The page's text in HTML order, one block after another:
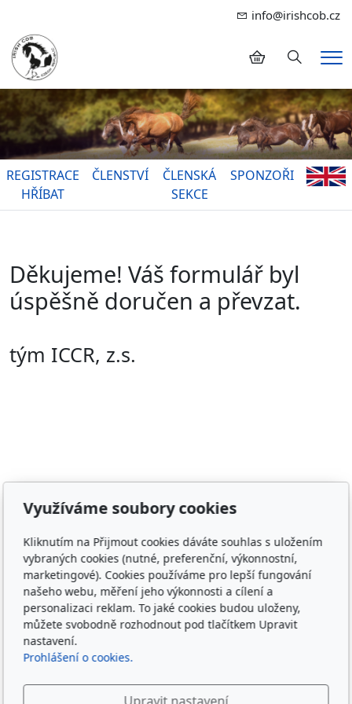
info@irishcob.cz
Hledání
REGISTRACE
HŘÍBAT
ČLENSTVÍ
ČLENSKÁ
SEKCE
SPONZOŘI
Děkujeme! Váš formulář byl
úspěšně doručen a převzat.
tým ICCR, z.s.
Adresa
Irish Cob the Czech Republic, z.s.
IČ 22852778
Bankovní spojení: 2001874788/2010
Kontakt
Plemenná kniha
Využíváme soubory cookies
Kliknutím na Přijmout cookies dáváte souhlas s uložením
vybraných cookies (nutné, preferenční, výkonnostní,
marketingové). Cookies používáme pro lepší fungování
našeho webu, měření jeho výkonnosti a cílení a
personalizaci reklam. To jaké cookies budou uloženy,
můžete svobodně rozhodnout pod tlačítkem Upravit
nastavení.
Prohlášení o cookies.